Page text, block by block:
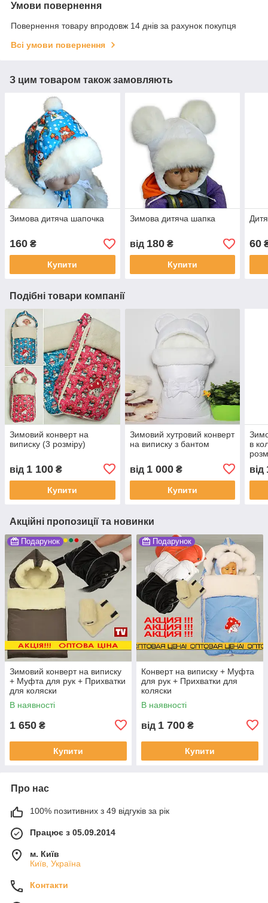
Умови повернення
Повернення товару впродовж 14 днів за рахунок покупця
Всі умови повернення
З цим товаром також замовляють
Зимова дитяча шапочка
160 ₴
Купити
Зимова дитяча шапка
від 180₴
Купити
60
Подібні товари компанії
Зимовий конверт на
виписку (3 розміру)
від 1 100 ₴
Купити
Зимовий хутровий конверт
на виписку з бантом
від 1 000₴
Купити
в
від
Акційні пропозиції та новинки
Подарунок
Зимовий конверт на виписку
+ Муфта для рук + Прихватки
для коляски
В наявності
1 650 ₴
Купити
Подарунок
Конверт на виписку + Муфта
для рук + Прихватки для
коляски
В наявності
від 1 700 ₴
Купити
Про нас
100% позитивних з 49 відгуків за рік
Працює з 05.09.2014
м. Київ
Київ, Україна
Контакти